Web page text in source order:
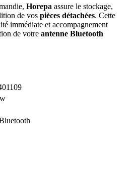
Horepa assure le stockage,
de vos pièces détachées. Cette
immédiate et accompagnement
de votre antenne Bluetooth